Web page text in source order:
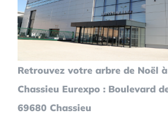
Retrouvez votre arbre de Noël
Chassieu Eurexpo : Boulevard
69680 Chassieu